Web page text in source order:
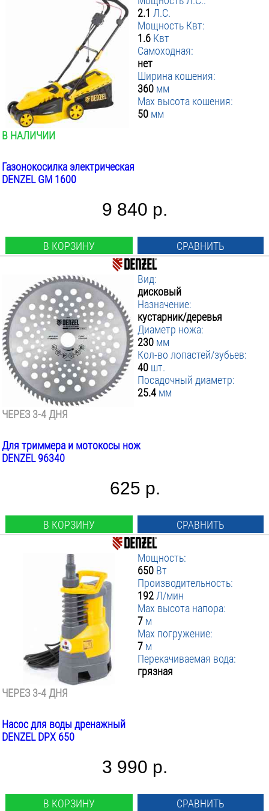
2.1 Л.С.
Мощность Квт:
1.6 Квт
Самоходная:
нет
Ширина кошения:
360 мм
Max высота кошения:
50 мм
В НАЛИЧИИ
Газонокосилка электрическая
DENZEL GM 1600
9 840 р.
В КОРЗИНУ СРАВНИТЬ
Вид:
дисковый
Назначение:
кустарник/деревья
Диаметр ножа:
230 мм
Кол-во лопастей/зубьев:
40 шт.
Посадочный диаметр:
25.4 мм
ЧЕРЕЗ 3-4 ДНЯ
Для триммера и мотокосы нож
DENZEL 96340
625 р.
В КОРЗИНУ СРАВНИТЬ
Мощность:
650 Вт
Производительность:
192 Л/мин
Max высота напора:
7 м
Max погружение:
7 м
Перекачиваемая вода:
грязная
ЧЕРЕЗ 3-4 ДНЯ
Насос для воды дренажный
DENZEL DPХ 650
3 990 р.
В КОРЗИНУ СРАВНИТЬ